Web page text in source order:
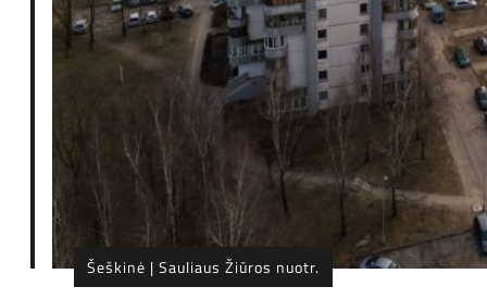
Šeškinė | Sauliaus Žiūros nuotr.